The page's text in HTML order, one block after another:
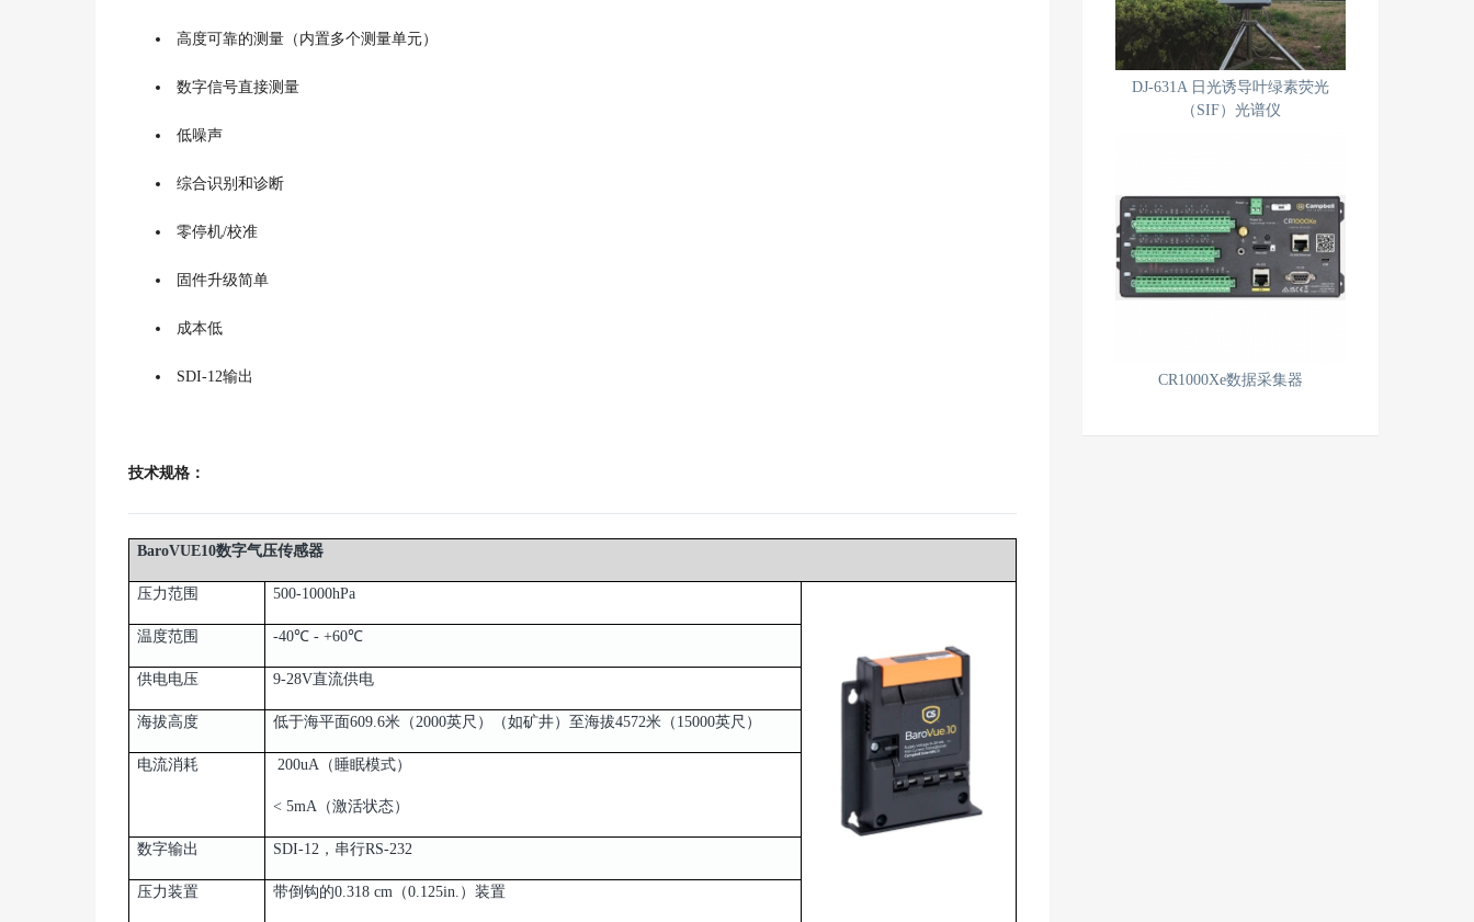
高度可靠的测量（内置多个测量单元）
数字信号直接测量
低噪声
综合识别和诊断
零停机/校准
固件升级简单
成本低
SDI-12输出
技术规格：
BaroVUE10数字气压传感器
压力范围 500-1000hPa
温度范围 -40℃ - +60℃
供电电压 9-28V直流供电
海拔高度 低于海平面609.6米（2000英尺）（如矿井）至海拔4572米（15000英尺）
电流消耗 200uA（睡眠模式）
< 5mA（激活状态）
数字输出 SDI-12，串行RS-232
压力装置 带倒钩的0.318 cm（0.125in.）装置
DJ-631A 日光诱导叶绿素荧光
（SIF）光谱仪
CR1000Xe数据采集器